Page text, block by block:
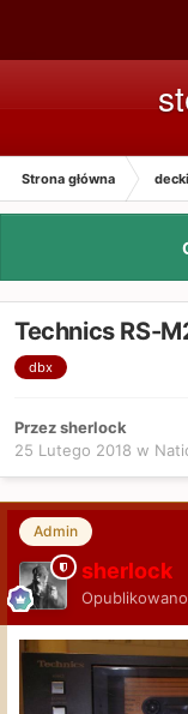
Strona główna
Technics RS-
dbx
Przez sherlock
25 Lutego 2018 w
Admin
sherlock
Opublikowano